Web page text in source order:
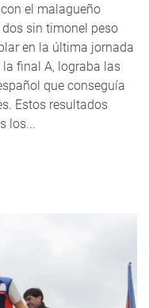
el malagueño
sin timonel peso
en la última jornada
final A, lograba las
que conseguía
Estos resultados
los...